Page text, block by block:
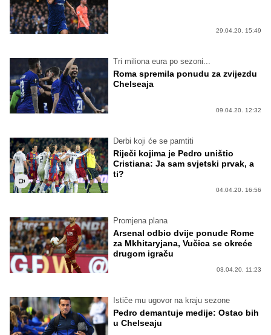
29.04.20. 15:49
Tri miliona eura po sezoni...
Roma spremila ponudu za zvijezdu
Chelseaja
09.04.20. 12:32
Derbi koji će se pamtiti
Riječi kojima je Pedro uništio
Cristiana: Ja sam svjetski prvak, a
ti?
04.04.20. 16:56
Promjena plana
Arsenal odbio dvije ponude Rome
za Mkhitaryjana, Vučica se okreće
drugom igraču
03.04.20. 11:23
Ističe mu ugovor na kraju sezone
Pedro demantuje medije: Ostao bih
u Chelseaju